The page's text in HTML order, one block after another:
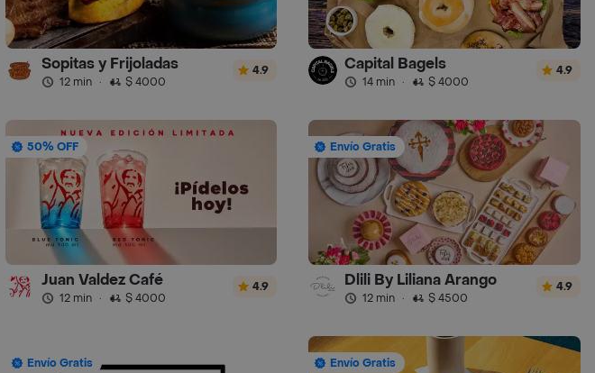
Sopitas y Frijoladas
12 min · $ 4000
4.9 Capital Bagels
14 min · $ 4000
4.9
50% OFF
Juan Valdez Café
12 min · $ 4000
4.9
Envío Gratis
Dlili By Liliana Arango
12 min · $ 4500
4.9
Envío Gratis Envío Gratis